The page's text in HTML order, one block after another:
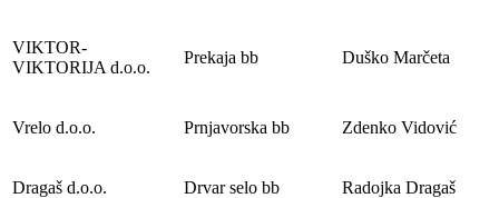
VIKTOR-
VIKTORIJA d.o.o.
Prekaja bb Duško Marčeta
Vrelo d.o.o. Prnjavorska bb Zdenko Vidović
Dragaš d.o.o. Drvar selo bb Radojka Dragaš